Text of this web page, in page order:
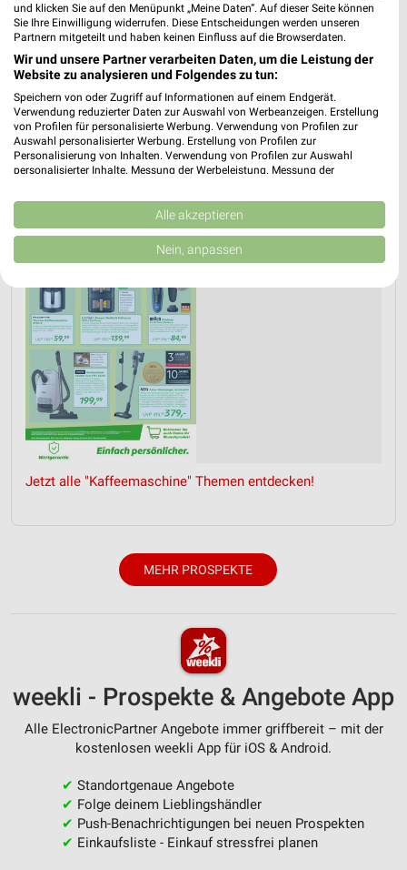
📅 Kalendereintrag erstellen
PROSPEKT BLÄTTERN
WASCHMASCHINEN, TROCKNER & KÜHLSCHRANK KAFFEEMASCHINE
Jetzt alle "Kaffeemaschine" Themen entdecken!
MEHR PROSPEKTE
weekli - Prospekte & Angebote App
Alle ElectronicPartner Angebote immer griffbereit – mit der
kostenlosen weekli App für iOS & Android.
✔ Standortgenaue Angebote
✔ Folge deinem Lieblingshändler
✔ Push-Benachrichtigungen bei neuen Prospekten
✔ Einkaufsliste - Einkauf stressfrei planen
und klicken Sie auf den Menüpunkt „Meine Daten“. Auf dieser Seite können
Sie Ihre Einwilligung widerrufen. Diese Entscheidungen werden unseren
Partnern mitgeteilt und haben keinen Einfluss auf die Browserdaten.
Wir und unsere Partner verarbeiten Daten, um die Leistung der
Website zu analysieren und Folgendes zu tun:
Speichern von oder Zugriff auf Informationen auf einem Endgerät.
Verwendung reduzierter Daten zur Auswahl von Werbeanzeigen. Erstellung
von Profilen für personalisierte Werbung. Verwendung von Profilen zur
Auswahl personalisierter Werbung. Erstellung von Profilen zur
Personalisierung von Inhalten. Verwendung von Profilen zur Auswahl
personalisierter Inhalte. Messung der Werbeleistung. Messung der
Kombinationen von Daten aus verschiedenen Quellen. Entwicklung und
Verbesserung der Angebote. Verwendung reduzierter Daten zur Auswahl
von Inhalten.
Daten können außerhalb der Europäischen Union weitergegeben und in die
Website/App.
Partnerliste anzeigen (1 IAB-Anbieter)
Wir nutzen Ihre Daten für folgende Zwecke:
IAB-Verarbeitungszwecke:
Speichern von oder Zugriff auf Informationen
auf einem Endgerät
Verwendung reduzierter Daten zur Auswahl von
Werbeanzeigen
personalisierter Werbung
Verwendung von Profilen zur Auswahl
Messung der Werbeleistung
Messung der Performance von Inhalten
Analyse von Zielgruppen durch Statistiken oder
Kombinationen von Daten aus verschiedenen
Quellen
Entwicklung und Verbesserung der Angebote
Alle akzeptieren
Nein, anpassen